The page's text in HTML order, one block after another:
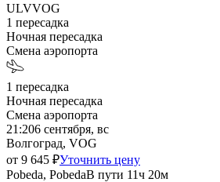
ULVVOG
1 пересадка
Ночная пересадка
Смена аэропорта
1 пересадка
Ночная пересадка
Смена аэропорта
21:206 сентября, вс
Волгоград, VOG
от 9 645 ₽Уточнить цену
Pobeda, PobedaВ пути 11ч 20м